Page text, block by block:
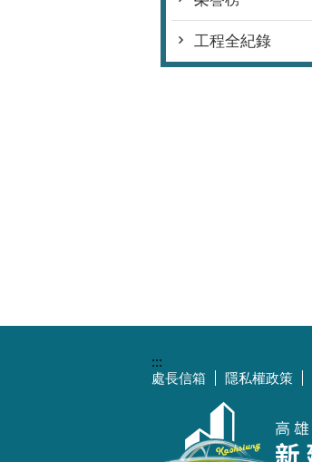
工程全紀錄
:::
處長信箱
隱私權政策